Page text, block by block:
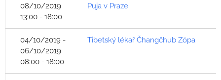
08/10/2019
13:00 - 18:00
Puja v Praze
04/10/2019 -
06/10/2019
08:00 - 18:00
Tibetský lékař Čhangčhub Zöpa